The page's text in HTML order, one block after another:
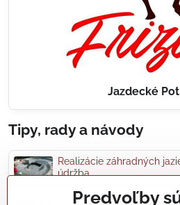
Jazdecké
Tipy, rady a návody
Realizácie záhradných jazierok, bazénov,
údržba...
Články a blogy
Predvoľby